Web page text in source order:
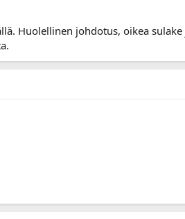
Huolellinen johdotus, oikea